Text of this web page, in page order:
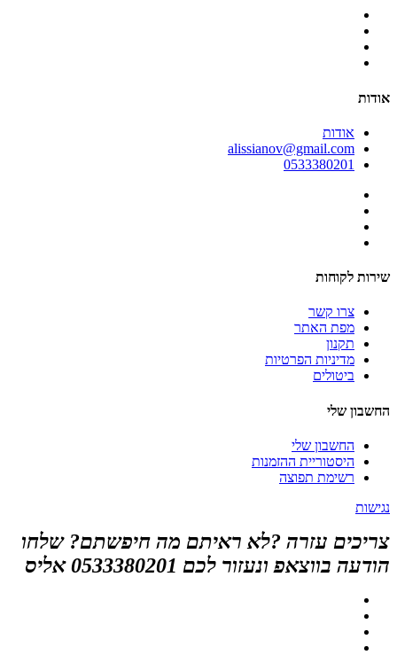
אודות
אודות
alissianov@gmail.com
0533380201
שירות לקוחות
צרו קשר
מפת האתר
תקנון
מדיניות הפרטיות
ביטולים
החשבון שלי
החשבון שלי
היסטוריית ההזמנות
רשימת תפוצה
נגישות
צריכים עזרה ?לא ראיתם מה חיפשתם? שלחו
הודעה בווצאפ ונעזור לכם 0533380201 אליס